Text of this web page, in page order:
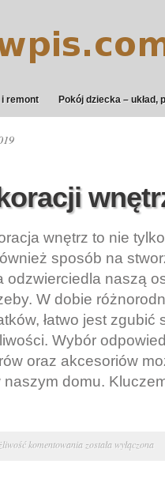
i remont Pokój dziecka – układ,
wnętrz to nie
sposób na
odzwierciedla naszą
W dobie
łatwo jest zgubić
Wybór
oraz akcesoriów
naszym domu.
komentowania Elementy
została wyłączona